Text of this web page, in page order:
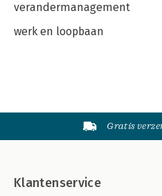
verandermanagement
werk en loopbaan
Gratis
Klantenservice